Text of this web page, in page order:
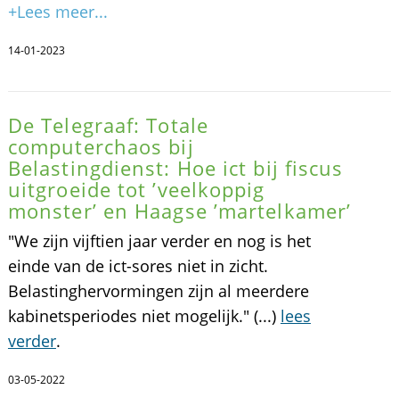
+Lees meer...
14-01-2023
De Telegraaf: Totale
computerchaos bij
Belastingdienst: Hoe ict bij fiscus
uitgroeide tot ’veelkoppig
monster’ en Haagse ’martelkamer’
"We zijn vijftien jaar verder en nog is het
einde van de ict-sores niet in zicht.
Belastinghervormingen zijn al meerdere
kabinetsperiodes niet mogelijk." (...) lees
verder.
03-05-2022